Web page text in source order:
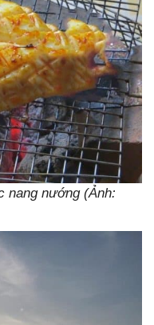
nang nướng (Ảnh: